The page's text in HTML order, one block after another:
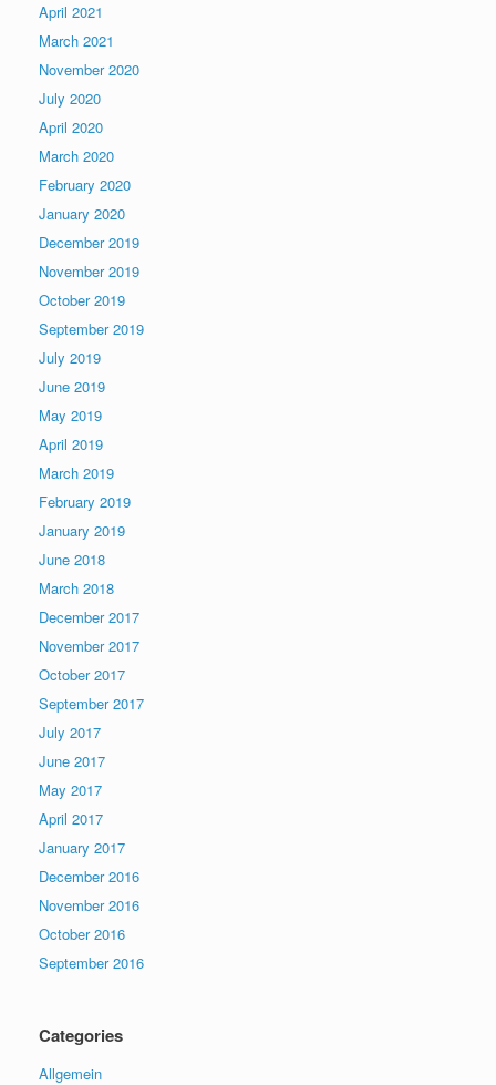
April 2021
March 2021
November 2020
July 2020
April 2020
March 2020
February 2020
January 2020
December 2019
November 2019
October 2019
September 2019
July 2019
June 2019
May 2019
April 2019
March 2019
February 2019
January 2019
June 2018
March 2018
December 2017
November 2017
October 2017
September 2017
July 2017
June 2017
May 2017
April 2017
January 2017
December 2016
November 2016
October 2016
September 2016
Categories
Allgemein